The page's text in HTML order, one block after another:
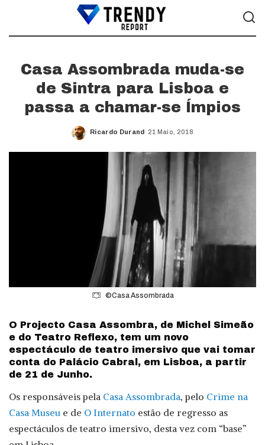
Casa Assombrada muda-se
de Sintra para Lisboa e
passa a chamar-se Ímpios
Posted
Ricardo Durand 21 Maio, 2018
©Casa Assombrada
O Projecto Casa Assombra, de Michel Simeão
e do Teatro Reflexo, tem um novo
espectáculo de teatro imersivo que vai tomar
conta do Palácio Cabral, em Lisboa, a partir
de 21 de Junho.
Os responsáveis pela Casa Assombrada, pelo Crime na
Casa Museu e de O Internato estão de regresso as
espectáculos de teatro imersivo, desta vez com “base”